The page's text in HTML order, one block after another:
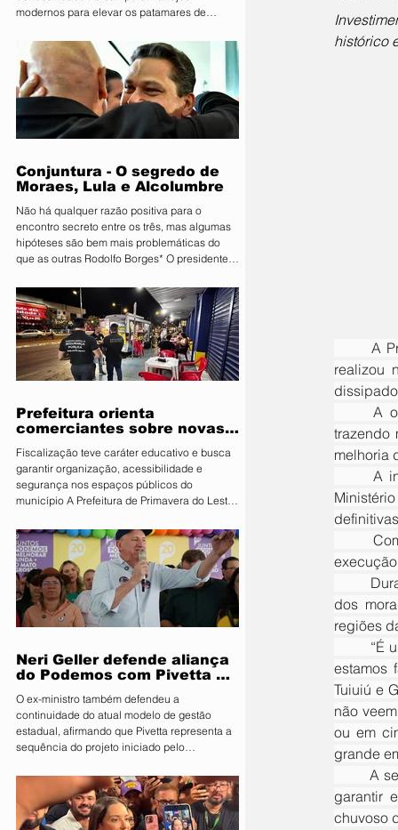
modernos para elevar os patamares de
Primavera do Leste deu o pontapé inicial para
uma das maiores vitrines tecnológicas do
Centro-Oeste. A organização lançou
oficialmente a 11ª edição da Farm Show MT.
Consolidada como um ambiente de negócios
que movimenta quantias milionárias, a feira
traz como principal bandeira o lema
Conjuntura - O segredo de
Moraes, Lula e Alcolumbre
Não há qualquer razão positiva para o
encontro secreto entre os três, mas algumas
hipóteses são bem mais problemáticas do
que as outras Rodolfo Borges* O presidente
direita na foto), esteve na casa do ministro e
próximo presidente do Supremo Tribunal
Federal (STF) Alexandre de Moraes (à
esquerda na foto) na noite de terça-feira, 4.
Questionado sobre o que foi discutido no
encontro, que também contou com a
Prefeitura orienta
comerciantes sobre novas
trucks
Fiscalização teve caráter educativo e busca
garantir organização, acessibilidade e
segurança nos espaços públicos do
município A Prefeitura de Primavera do Leste,
Segurança Pública e Mobilidade Urbana, em
parceria com a Fiscalização de Obras e
Posturas, realizou uma ação de orientação
aos proprietários de food trucks e
comerciantes ambulantes na noite desta
sexta-feira (31), sobre as novas regras para
utilização de mesas e cadeiras em espa
Neri Geller defende aliança
do Podemos com Pivetta e
com esse acordo
O ex-ministro também defendeu a
continuidade do atual modelo de gestão
estadual, afirmando que Pivetta representa a
sequência do projeto iniciado pelo
deputado federal pelo Podemos, Neri Geller,
participa nesta terça-feira (4) da convenção
do Republicanos e afirmou acreditar que o
partido deve oficializar uma aliança com a
histórico
realizou
trazendo
melhoria
dos
regiões
estamos
Tuiuiú e
não
ou em
grande
	A secretária interina de Infraestrutura, Camille Domenico, ressaltou que a obra foi planejada para
garantir
chuvoso